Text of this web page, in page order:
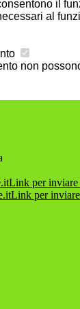
il
al
non
Link per inviare
Link per